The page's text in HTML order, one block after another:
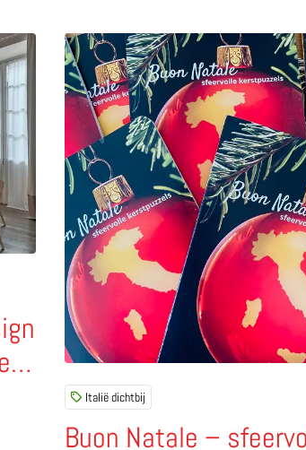
tussen middeleeuwse muren in hartje
Buon Natale –
Italië dichtbij
Lees meer over Buon Natale –